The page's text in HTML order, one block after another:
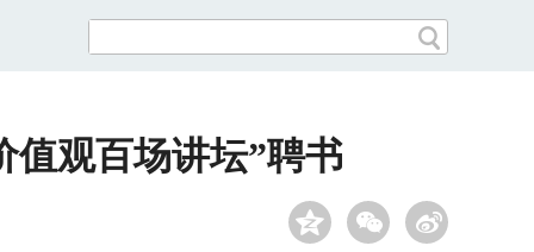
值观百场讲坛”聘书